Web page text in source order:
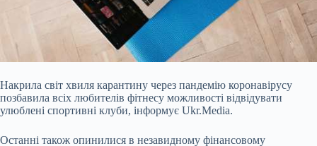
Накрила світ хвиля карантину через пандемію коронавірусу
позбавила всіх любителів фітнесу можливості відвідувати
улюблені спортивні клуби, інформує Ukr.Media.
Останні також опинилися в незавидному фінансовому